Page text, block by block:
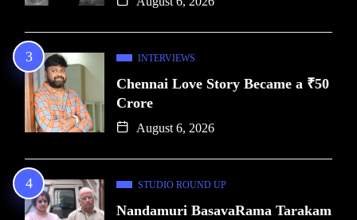
INTERVIEWS
Chennai Love Story Became a ₹50
Crore
August 6, 2026
STUDIO ROUND UP
Nandamuri BasavaRama Tarakam